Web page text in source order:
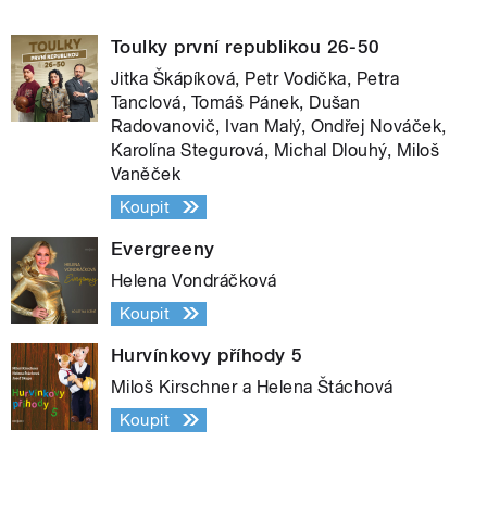
Toulky první republikou 26-50
Jitka Škápíková, Petr Vodička, Petra
Tanclová, Tomáš Pánek, Dušan
Radovanovič, Ivan Malý, Ondřej Nováček,
Karolína Stegurová, Michal Dlouhý, Miloš
Vaněček
Koupit
Evergreeny
Helena Vondráčková
Koupit
Hurvínkovy příhody 5
Miloš Kirschner a Helena Štáchová
Koupit